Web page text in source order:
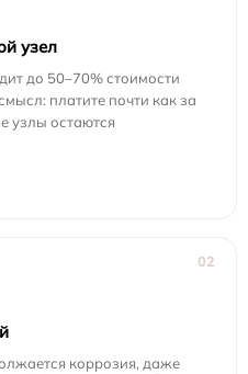
узел
до 50–70% стоимости
платите почти как за
узлы остаются
02
коррозия, даже